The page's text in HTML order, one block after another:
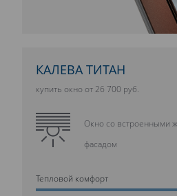
КАЛЕВА ТИТАН
купить окно от 26 700 руб.
Окно со встроенными
фасадом
Тепловой комфорт